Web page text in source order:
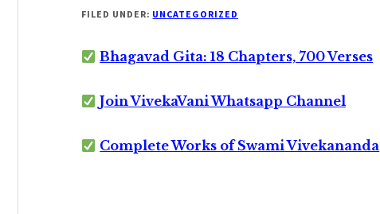
FILED UNDER: UNCATEGORIZED
Bhagavad Gita: 18 Chapters, 700 Verses
Join VivekaVani Whatsapp Channel
Complete Works of Swami Vivekananda